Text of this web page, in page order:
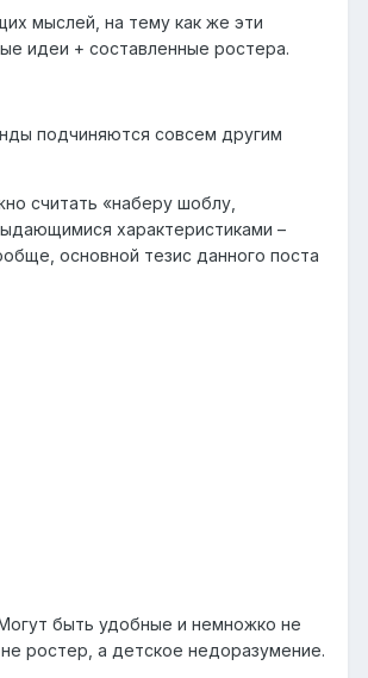
мыслей, на тему как же эти
идеи + составленные ростера.
подчиняются совсем другим
считать «наберу шоблу,
характеристиками –
основной тезис данного поста
быть удобные и немножко не
ростер, а детское недоразумение.